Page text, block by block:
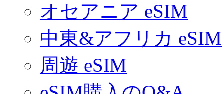
オセアニア eSIM
中東&アフリカ eSIM
周遊 eSIM